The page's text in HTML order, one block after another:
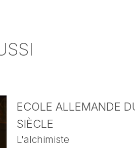
ECOLE ALLEMANDE
SIÈCLE
L'alchimiste